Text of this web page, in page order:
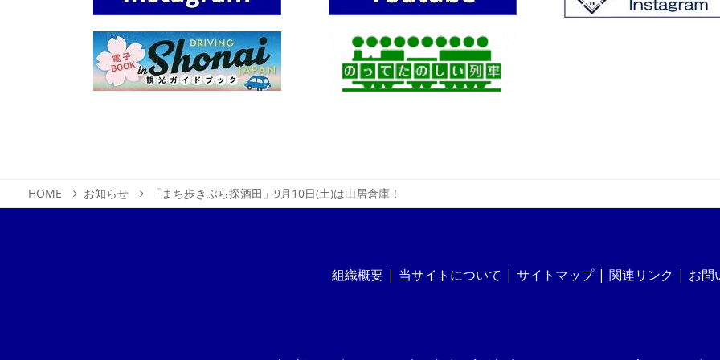
HOME お知らせ 「まち歩きぶら探酒田」9月10日(土)は山居倉庫！
組織概要 当サイトについて サイトマップ 関連リンク お問